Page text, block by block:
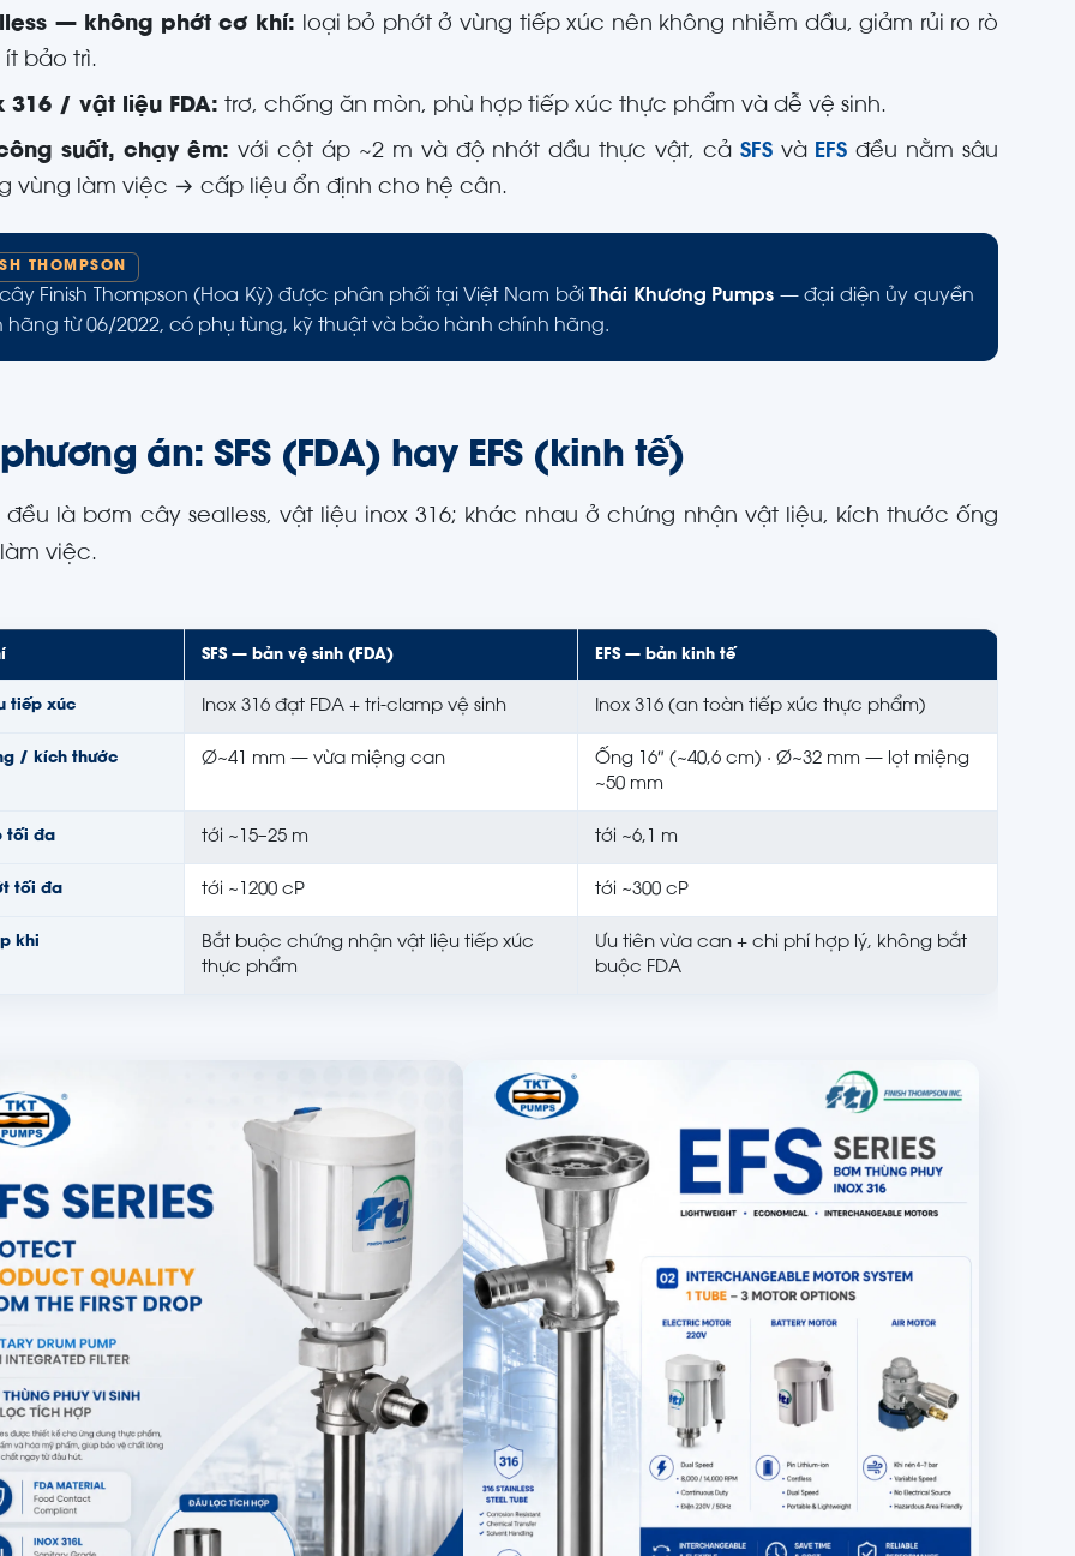
— không phớt cơ khí: loại bỏ phớt ở vùng tiếp xúc nên không nhiễm dầu, giảm rủi ro rò
ít bảo trì.
316 / vật liệu FDA: trơ, chống ăn mòn, phù hợp tiếp xúc thực phẩm và dễ vệ sinh.
suất, chạy êm: với cột áp ~2 m và độ nhớt dầu thực vật, cả SFSvà EFS đều nằm sâu
vùng làm việc → cấp liệu ổn định cho hệ cân.
THOMPSON
Finish Thompson (Hoa Kỳ) được phân phối tại Việt Nam bởi Thái Khương Pumps — đại diện ủy quyền
hãng từ 06/2022, có phụ tùng, kỹ thuật và bảo hành chính hãng.
án: SFS (FDA) hay EFS (kinh tế)
đều là bơm cây sealless, vật liệu inox 316; khác nhau ở chứng nhận vật liệu, kích thước ống
việc.
SFS — bản vệ sinh (FDA) EFS — bản kinh tế
tiếp xúc Inox 316 đạt FDA + tri-clamp vệ sinh Inox 316 (an toàn tiếp xúc thực phẩm)
/ kích thước Ø~41 mm — vừa miệng can
Ống 16″ (~40,6 cm) · Ø~32 mm — lọt miệng
~50 mm
tối đa tới ~15–25 m tới ~6,1 m
tối đa tới ~1200 cP tới ~300 cP
khi
Bắt buộc chứng nhận vật liệu tiếp xúc
thực phẩm
Ưu tiên vừa can + chi phí hợp lý, không bắt
buộc FDA